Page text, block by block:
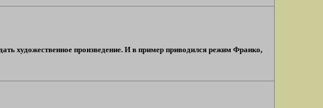
художественное произведение. И в пример приводился режим Франко,